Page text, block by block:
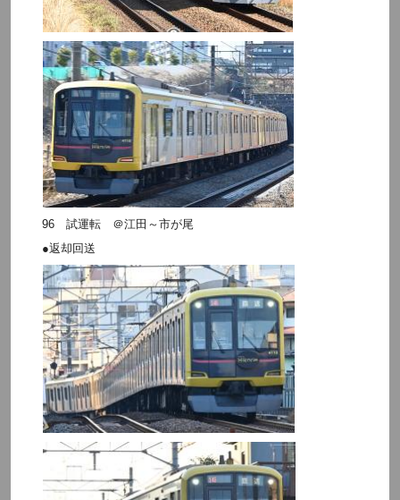
96 試運転 ＠江田～市が尾
●返却回送